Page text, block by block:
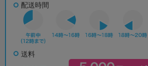
配送時間
送料